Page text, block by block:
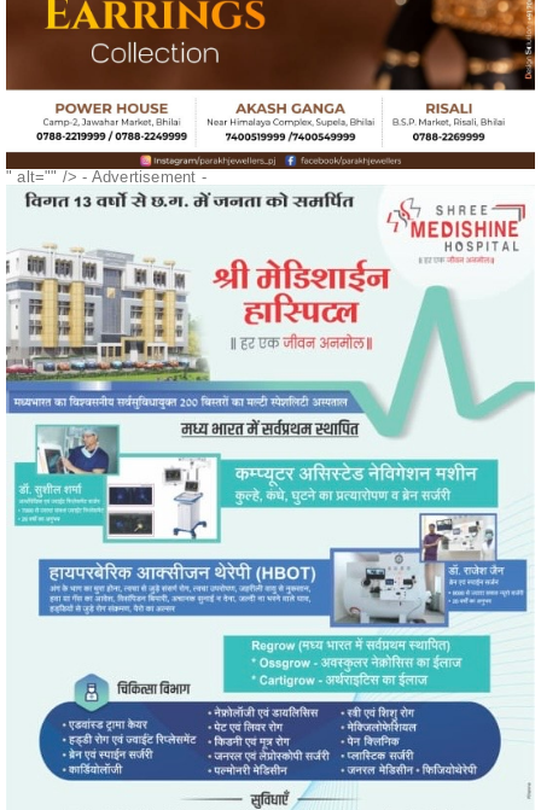
" alt="" />- Advertisement -